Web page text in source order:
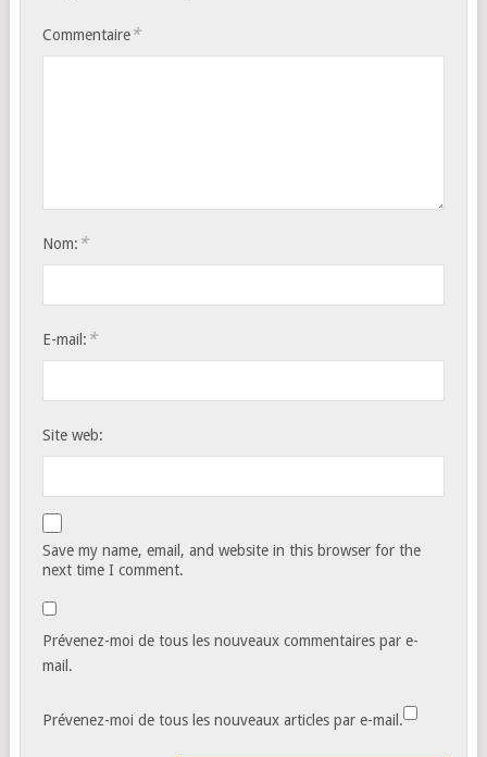
Commentaire*
Nom: *
E-mail: *
Site web:
Save my name, email, and website in this browser for the
next time I comment.
Prévenez-moi de tous les nouveaux commentaires par e-
mail.
Prévenez-moi de tous les nouveaux articles par e-mail.